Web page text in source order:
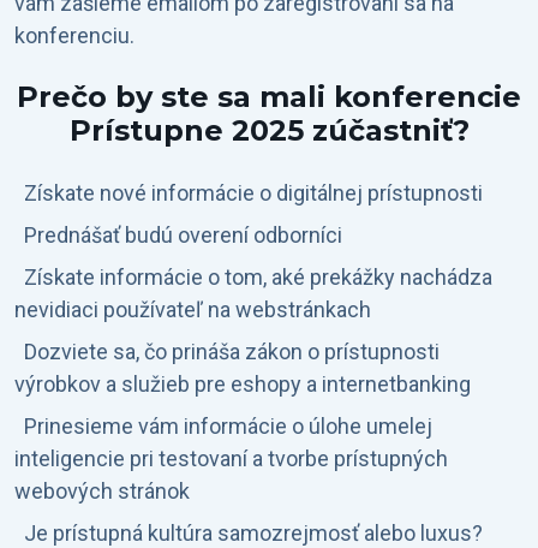
konferenciu.
Prečo by ste sa mali konferencie
Prístupne 2025 zúčastniť?
Získate nové informácie o digitálnej prístupnosti
Prednášať budú overení odborníci
Získate informácie o tom, aké prekážky nachádza
nevidiaci používateľ na webstránkach
Dozviete sa, čo prináša zákon o prístupnosti
výrobkov a služieb pre eshopy a internetbanking
Prinesieme vám informácie o úlohe umelej
inteligencie pri testovaní a tvorbe prístupných
webových stránok
Je prístupná kultúra samozrejmosť alebo luxus?